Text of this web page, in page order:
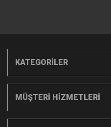
KATEGORİLER
MÜŞTERİ HİZMETLERİ